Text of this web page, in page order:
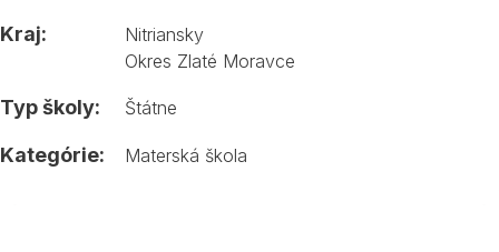
Kraj:
Nitriansky
Okres Zlaté Moravce
Typ školy: Štátne
Kategórie: Materská škola